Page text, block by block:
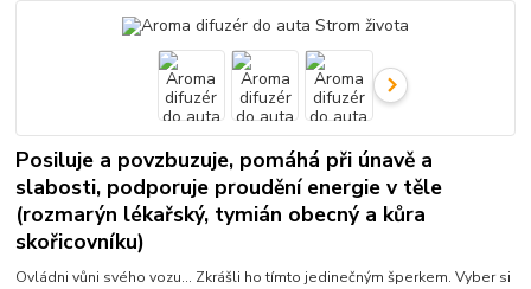
Posiluje a povzbuzuje, pomáhá při únavě a
slabosti, podporuje proudění energie v těle
(rozmarýn lékařský, tymián obecný a kůra
skořicovníku)
Ovládni vůni svého vozu... Zkrášli ho tímto jedinečným šperkem. Vyber si